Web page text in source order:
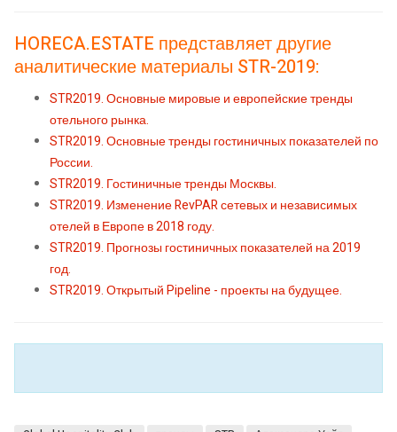
HORECA.ESTATE представляет другие
аналитические материалы STR-2019:
STR2019. Основные мировые и европейские тренды
отельного рынка.
STR2019. Основные тренды гостиничных показателей по
России.
STR2019. Гостиничные тренды Москвы.
STR2019. Изменение RevPAR сетевых и независимых
отелей в Европе в 2018 году.
STR2019. Прогнозы гостиничных показателей на 2019
год.
STR2019. Открытый Pipeline - проекты на будущее.